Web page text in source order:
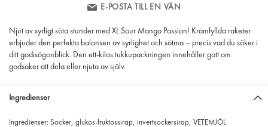
E-POSTA TILL EN VÄN
Njut av syrligt söta stunder med XL Sour Mango Passion! Krämfyllda raketer
erbjuder den perfekta balansen av syrlighet och sötma – precis vad du söker i
ditt godisögonblick. Den ett-kilos tukkupackningen innehåller gott om
godsaker att dela eller njuta av själv.
Ingredienser
Ingredienser: Socker, glukos-fruktossirap, invertsockersirap, VETEMJÖL